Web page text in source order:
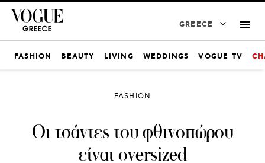
GREECE
FASHION BEAUTY LIVING WEDDINGS VOGUE TV
FASHION
Οι τσάντες του φθινοπώρου
είναι oversized